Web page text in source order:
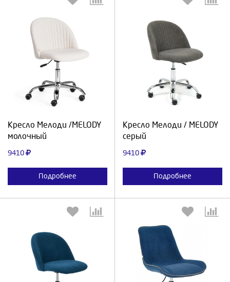
Кресло Мелоди /MELODY
молочный
9410
Подробнее
Выберите количество:
Кресло Мелоди / MELODY
серый
9410
Подробнее
Выберите количество:
Выберите количество: Выберите количество: